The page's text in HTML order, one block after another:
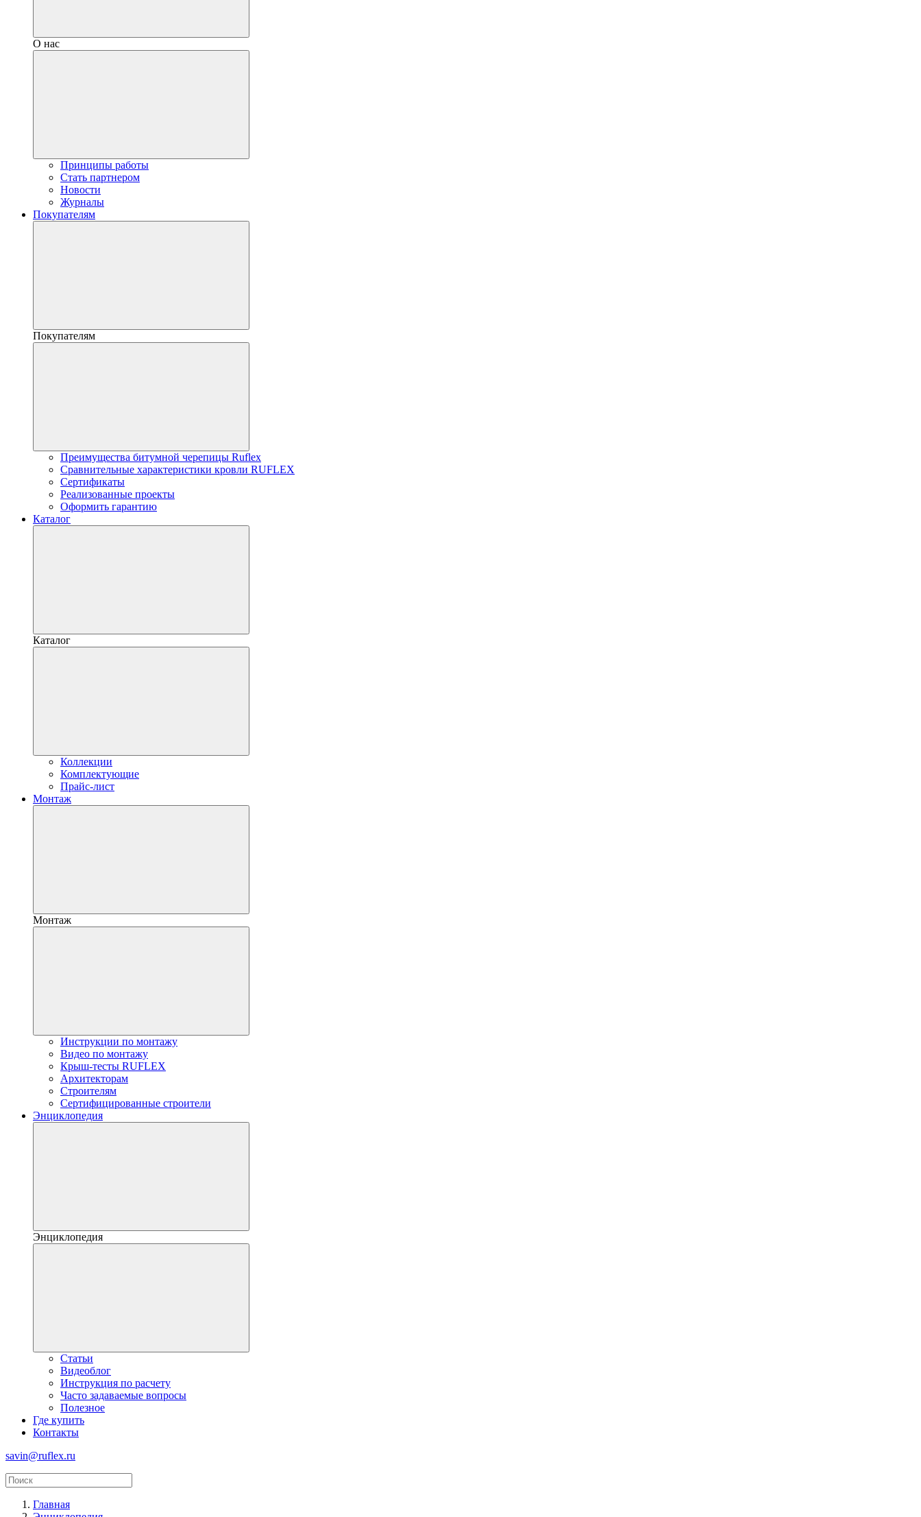
О нас
Принципы работы
Стать партнером
Новости
Журналы
Покупателям
Покупателям
Преимущества битумной черепицы Ruflex
Сравнительные характеристики кровли RUFLEX
Сертификаты
Реализованные проекты
Оформить гарантию
Каталог
Каталог
Коллекции
Комплектующие
Прайс-лист
Монтаж
Монтаж
Инструкции по монтажу
Видео по монтажу
Крыш-тесты RUFLEX
Архитекторам
Строителям
Сертифицированные строители
Энциклопедия
Энциклопедия
Статьи
Видеоблог
Инструкция по расчету
Часто задаваемые вопросы
Полезное
Где купить
Контакты
savin@ruflex.ru
Главная